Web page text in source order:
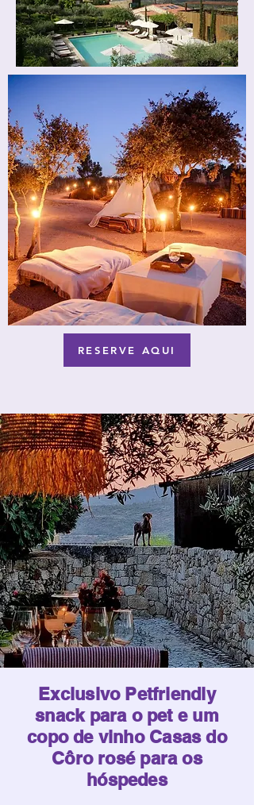
RESERVE AQUI
Exclusivo Petfriendly
snack para o pet e um
copo de vinho Casas do
Côro rosé para os
hóspedes